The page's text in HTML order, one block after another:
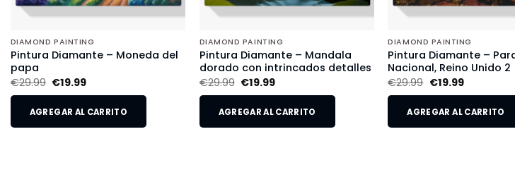
DIAMOND PAINTING
Pintura Diamante – Moneda del
papa
€29.99 €19.99
AGREGAR AL CARRITO
DIAMOND PAINTING
Pintura Diamante – Mandala
dorado con intrincados detalles
€29.99 €19.99
AGREGAR AL CARRITO
DIAMOND PAINTING
Pintura Diamante –
Nacional, Reino Unido 2
€29.99 €19.99
AGREGAR AL CARRITO